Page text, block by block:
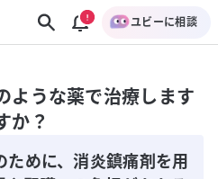
ユビーに相談
ような薬で治療します
か？
めに、消炎鎮痛剤を用